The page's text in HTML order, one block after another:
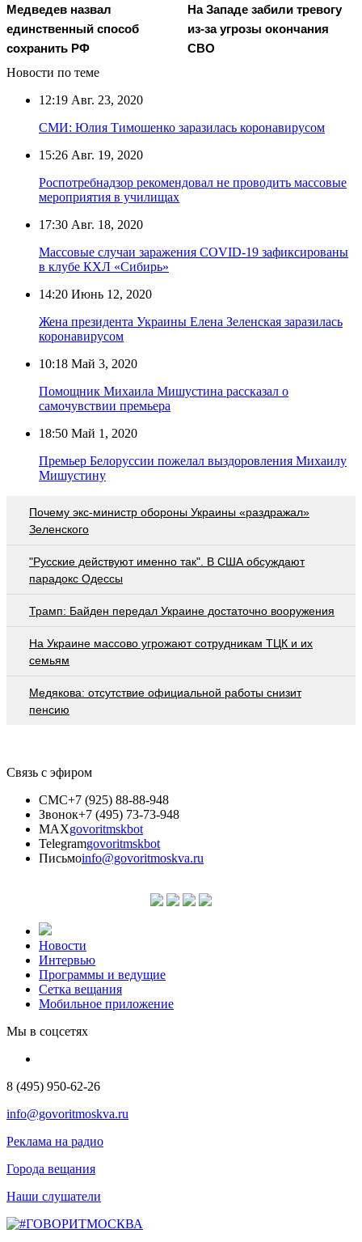
Медведев назвал
единственный способ
сохранить РФ
На Западе забили тревогу
из-за угрозы окончания
СВО
Новости по теме
12:19 Авг. 23, 2020
СМИ: Юлия Тимошенко заразилась коронавирусом
15:26 Авг. 19, 2020
Роспотребнадзор рекомендовал не проводить массовые
мероприятия в училищах
17:30 Авг. 18, 2020
Массовые случаи заражения COVID-19 зафиксированы
в клубе КХЛ «Сибирь»
14:20 Июнь 12, 2020
Жена президента Украины Елена Зеленская заразилась
коронавирусом
10:18 Май 3, 2020
Помощник Михаила Мишустина рассказал о
самочувствии премьера
18:50 Май 1, 2020
Премьер Белоруссии пожелал выздоровления Михаилу
Мишустину
Почему экс-министр обороны Украины «раздражал»
Зеленского
"Русские действуют именно так". В США обсуждают
парадокс Одессы
Трамп: Байден передал Украине достаточно вооружения
На Украине массово угрожают сотрудникам ТЦК и их
семьям
Медякова: отсутствие официальной работы снизит
пенсию
Связь с эфиром
СМС+7 (925) 88-88-948
Звонок+7 (495) 73-73-948
MAXgovoritmskbot
Telegramgovoritmskbot
Письмоinfo@govoritmoskva.ru
Новости
Интервью
Программы и ведущие
Сетка вещания
Мобильное приложение
Мы в соцсетях
8 (495) 950-62-26
info@govoritmoskva.ru
Реклама на радио
Города вещания
Наши слушатели